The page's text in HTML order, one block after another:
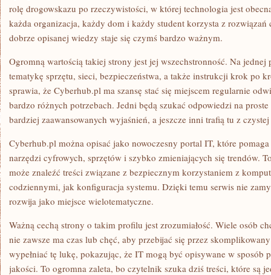
rolę drogowskazu po rzeczywistości, w której technologia jest
każda organizacja, każdy dom i każdy student korzysta z
dobrze opisanej wiedzy staje się czymś bardzo ważnym.
Ogromną wartością takiej strony jest jej wszechstronność. Na jednej
tematykę sprzętu, sieci, bezpieczeństwa, a także instrukcji krok po
sprawia, że Cyberhub.pl ma szansę stać się miejscem regularnie
bardzo różnych potrzebach. Jedni będą szukać odpowiedzi na
bardziej zaawansowanych wyjaśnień, a jeszcze inni trafią tu z
Cyberhub.pl można opisać jako nowoczesny portal IT, które
narzędzi cyfrowych, sprzętów i szybko zmieniających się trendów.
może znaleźć treści związane z bezpiecznym korzystaniem z
codziennymi, jak konfiguracja systemu. Dzięki temu serwis nie
rozwija jako miejsce wielotematyczne.
Ważną cechą strony o takim profilu jest zrozumiałość. Wiele osób
nie zawsze ma czas lub chęć, aby przebijać się przez
wypełniać tę lukę, pokazując, że IT mogą być opisywane w sposób
jakości. To ogromna zaleta, bo czytelnik szuka dziś treści, które są